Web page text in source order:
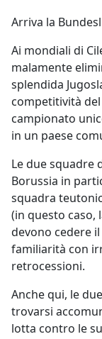
Arriva la
Ai mondiali di
malamente
splendida
competitività
campionato
in un paese
Le due squadre
Borussia in
squadra
(in questo caso,
devono cedere
familiarità con
retrocessioni.
Anche qui, le
trovarsi
lotta contro le